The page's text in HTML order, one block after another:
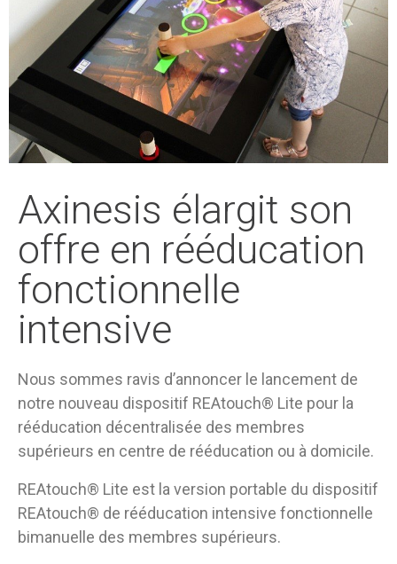
Axinesis élargit son
offre en rééducation
fonctionnelle
intensive
Nous sommes ravis d’annoncer le lancement de
notre nouveau dispositif REAtouch® Lite pour la
rééducation décentralisée des membres
supérieurs en centre de rééducation ou à domicile.
REAtouch® Lite est la version portable du dispositif
REAtouch® de rééducation intensive fonctionnelle
bimanuelle des membres supérieurs.